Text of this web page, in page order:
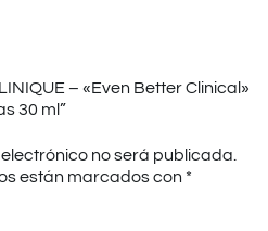
– «Even Better Clinical»
30 ml”
no será publicada.
están marcados con *